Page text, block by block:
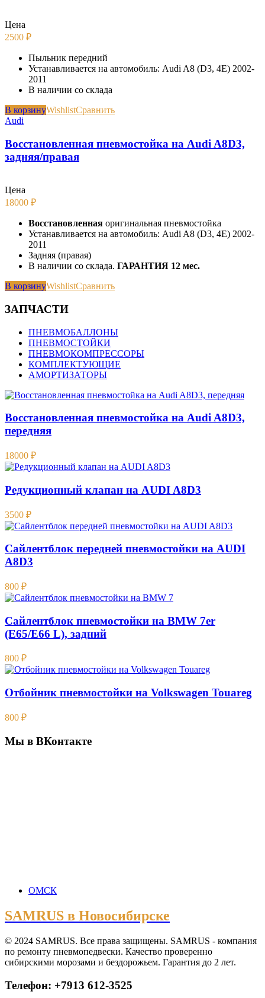
Цена
2500 ₽
Пыльник передний
Устанавливается на автомобиль: Audi A8 (D3, 4E) 2002-
2011
В наличии со склада
В корзинуWishlistСравнить
Audi
Восстановленная пневмостойка на Audi A8D3,
задняя/правая
Цена
18000 ₽
Восстановленная оригинальная пневмостойка
Устанавливается на автомобиль: Audi A8 (D3, 4E) 2002-
2011
Задняя (правая)
В наличии со склада. ГАРАНТИЯ 12 мес.
В корзинуWishlistСравнить
ЗАПЧАСТИ
ПНЕВМОБАЛЛОНЫ
ПНЕВМОСТОЙКИ
ПНЕВМОКОМПРЕССОРЫ
КОМПЛЕКТУЮЩИЕ
АМОРТИЗАТОРЫ
Восстановленная пневмостойка на Audi A8D3,
передняя
18000 ₽
Редукционный клапан на AUDI A8D3
3500 ₽
Сайлентблок передней пневмостойки на AUDI
A8D3
800 ₽
Сайлентблок пневмостойки на BMW 7er
(E65/E66 L), задний
800 ₽
Отбойник пневмостойки на Volkswagen Touareg
800 ₽
Мы в ВКонтакте
ОМСК
SAMRUS в Новосибирске
© 2024 SAMRUS. Все права защищены. SAMRUS - компания
по ремонту пневмопедвески. Качество проверенно
сибирскими морозами и бездорожьем. Гарантия до 2 лет.
Телефон: +7913 612-3525